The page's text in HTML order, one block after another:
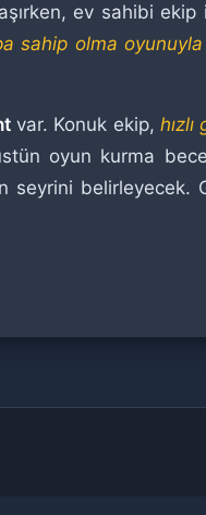
ev sahibi
sahip olma oyunuyla
var. Konuk ekip,
oyun kurma
seyrini